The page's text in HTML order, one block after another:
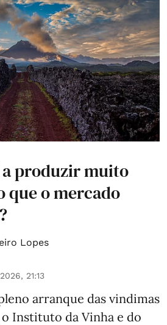
produzir muito
que o mercado
Lopes
21:13
arranque das vindimas
Instituto da Vinha e do